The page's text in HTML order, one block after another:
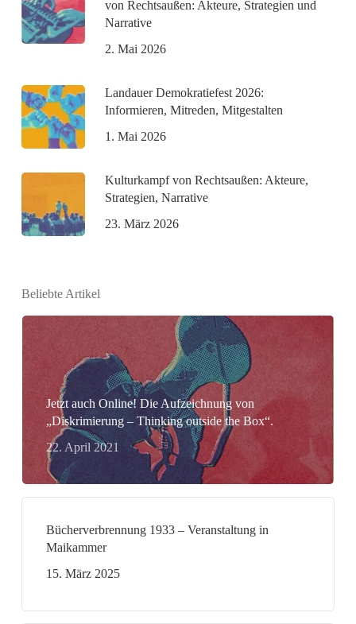
von Rechtsaußen: Akteure, Strategien und
Narrative
2. Mai 2026
Landauer Demokratiefest 2026:
Informieren, Mitreden, Mitgestalten
1. Mai 2026
Kulturkampf von Rechtsaußen: Akteure,
Strategien, Narrative
23. März 2026
Beliebte Artikel
Jetzt auch Online! Die Aufzeichnung von
„Diskrimierung – Thinking outside the Box“.
22. April 2021
Bücherverbrennung 1933 – Veranstaltung in
Maikammer
15. März 2025